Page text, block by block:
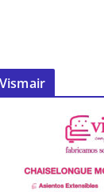
Vismair